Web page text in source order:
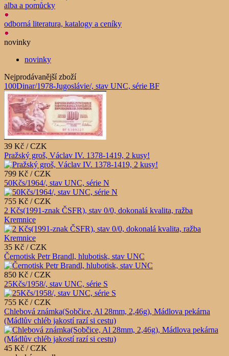
alba a pomůcky
odborná literatura, katalogy a ceníky
novinky
novinky
Nejprodávanější zboží
100Dinar/1978-Jugoslávie/, stav UNC, série BF
39 Kč / CZK
Pražský groš, Václav IV. 1378-1419, 2 kusy!
799 Kč / CZK
50Kčs/1964/, stav UNC, série N
755 Kč / CZK
2 Kčs(1991-znak ČSFR), stav 0/0, dokonalá kvalita, ražba
Kremnice
35 Kč / CZK
Černotisk Petr Brandl, hlubotisk, stav UNC
850 Kč / CZK
25Kčs/1958/, stav UNC, série S
755 Kč / CZK
Chlebová známka(Sobčice, Al 28mm, 2,46g), Mádlova pekárna
(Mádlův chléb jakostí razí si cestu)
45 Kč / CZK